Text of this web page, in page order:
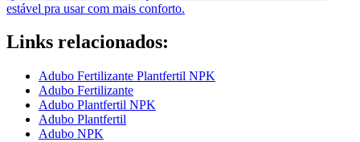
estável pra usar com mais conforto.
Links relacionados:
Adubo Fertilizante Plantfertil NPK
Adubo Fertilizante
Adubo Plantfertil NPK
Adubo Plantfertil
Adubo NPK